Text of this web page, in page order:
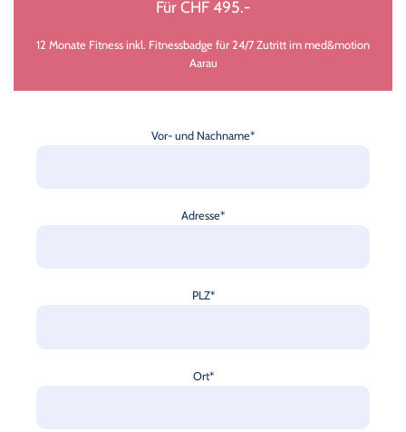
Für CHF 495.-
12 Monate Fitness inkl. Fitnessbadge für 24/7 Zutritt im med&motion
Aarau
Vor- und Nachname*
Adresse*
PLZ*
Ort*